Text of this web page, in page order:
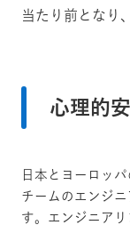
当たり前となり
心理的
日本とヨーロッ
チームのエンジ
す。エンジニア